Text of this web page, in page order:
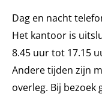
Dag en nacht
Het kantoor is
8.45 uur tot 17.15
Andere tijden zijn
overleg. Bij bezoek